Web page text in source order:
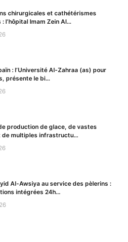
chirurgicales et cathétérismes
l’hôpital Imam Zein Al...
: l’Université Al-Zahraa (as) pour
présente le bi...
production de glace, de vastes
de multiples infrastructu...
Al-Awsiya au service des pèlerins :
intégrées 24h...